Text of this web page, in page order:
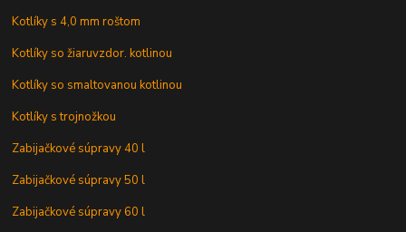
Kotlíky s 4,0 mm roštom
Kotlíky so žiaruvzdor. kotlinou
Kotlíky so smaltovanou kotlinou
Kotlíky s trojnožkou
Zabijačkové súpravy 40 l
Zabijačkové súpravy 50 l
Zabijačkové súpravy 60 l